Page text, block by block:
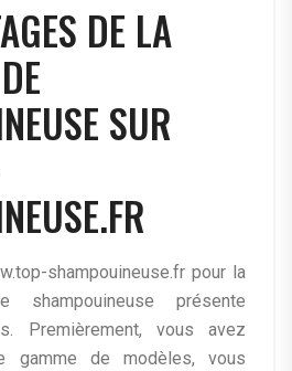
DE LA
SUR
shampouineuse.fr pour la
présente
Premièrement, vous avez
gamme de modèles, vous